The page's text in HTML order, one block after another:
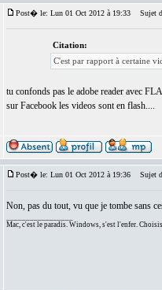
Post� le: Lun 01 Oct 2012 à 19:33 Sujet
Citation:
C'est par rapport à certaine
tu confonds pas le adobe reader avec
sur Facebook les videos sont en flash....
Post� le: Lun 01 Oct 2012 à 19:36 Sujet
Non, pas du tout, vu que je tombe sans
Mac, c'est le paradis. Windows, s'est l'enfer.